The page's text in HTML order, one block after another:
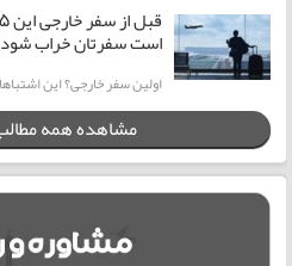
است سفرتان خراب
اولین سفر خارجی؟ این
مشاهده همه